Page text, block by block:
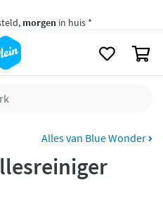
retourneren
bezorgd
Klarna
Alles van Blue Wonder